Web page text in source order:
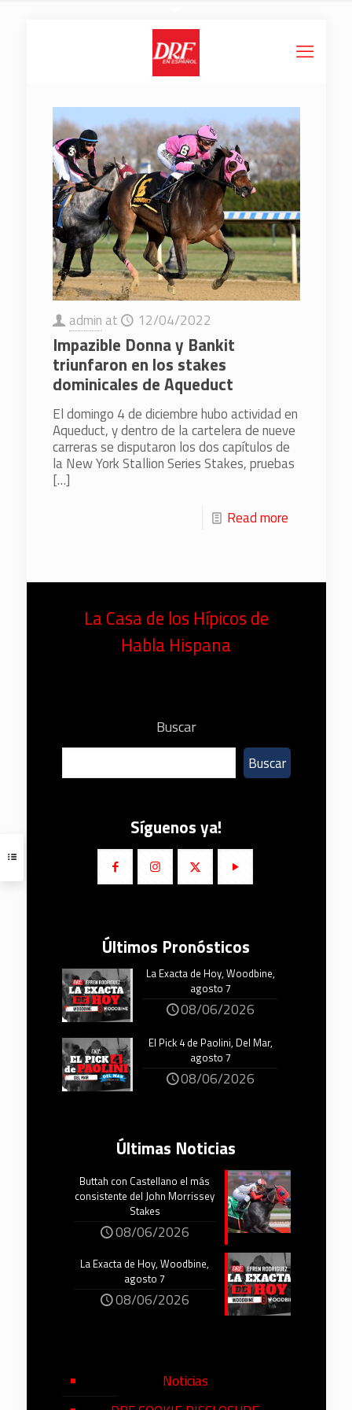
admin at 12/04/2022
Impazible Donna y Bankit
triunfaron en los stakes
dominicales de Aqueduct
El domingo 4 de diciembre hubo actividad en
Aqueduct, y dentro de la cartelera de nueve
carreras se disputaron los dos capítulos de
la New York Stallion Series Stakes, pruebas
[…]
Read more
La Casa de los Hípicos de
Habla Hispana
Buscar
Buscar
Síguenos ya!
Últimos Pronósticos
La Exacta de Hoy, Woodbine,
agosto 7
08/06/2026
El Pick 4 de Paolini, Del Mar,
agosto 7
08/06/2026
Últimas Noticias
Buttah con Castellano el más
consistente del John Morrissey
Stakes
08/06/2026
La Exacta de Hoy, Woodbine,
agosto 7
08/06/2026
Noticias